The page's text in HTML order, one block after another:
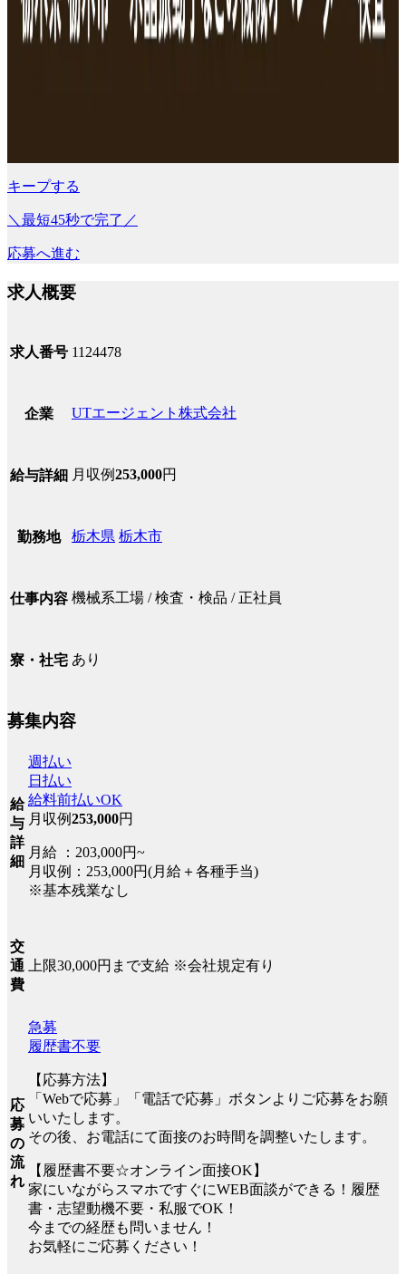
キープする
＼最短45秒で完了／
応募へ進む
求人概要
求人番号 1124478
企業 UTエージェント株式会社
給与詳細 月収例253,000円
勤務地 栃木県 栃木市
仕事内容 機械系工場 / 検査・検品 / 正社員
寮・社宅 あり
募集内容
給
与
詳
細
週払い
日払い
給料前払いOK
月収例253,000円
月給 ：203,000円~
月収例：253,000円(月給＋各種手当)
※基本残業なし
交
通
費
上限30,000円まで支給 ※会社規定有り
応
募
の
流
れ
急募
履歴書不要
【応募方法】
「Webで応募」「電話で応募」ボタンよりご応募をお願
いいたします。
その後、お電話にて面接のお時間を調整いたします。
【履歴書不要☆オンライン面接OK】
家にいながらスマホですぐにWEB面談ができる！履歴
書・志望動機不要・私服でOK！
今までの経歴も問いません！
お気軽にご応募ください！